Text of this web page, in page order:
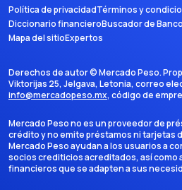
Política de privacidadTérminos y
Diccionario financieroBuscador de
Mapa del sitioExpertos
Derechos de autor ©Mercado Peso.
Viktorijas 25, Jelgava, Letonia, correo
info@mercadopeso.mx, código de
Mercado Peso no es un proveedor de
crédito y no emite préstamos ni tarjetas
Mercado Peso ayudan a los usuarios a
socios crediticios acreditados, así como
financieros que se adapten a sus